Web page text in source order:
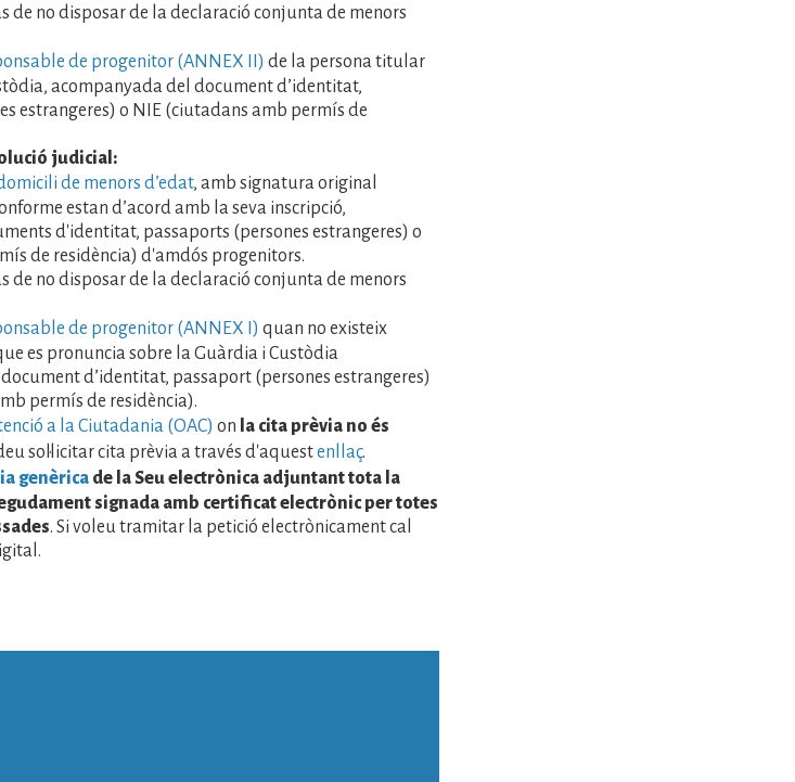
de no disposar de la declaració conjunta de menors
de progenitor (ANNEX II) de la persona titular
acompanyada del document d’identitat,
estrangeres) o NIE (ciutadans amb permís de
judicial:
de menors d’edat, amb signatura original
estan d’acord amb la seva inscripció,
d'identitat, passaports (persones estrangeres) o
de residència) d'amdós progenitors.
de no disposar de la declaració conjunta de menors
de progenitor (ANNEX I) quan no existeix
es pronuncia sobre la Guàrdia i Custòdia
d’identitat, passaport (persones estrangeres)
permís de residència).
a la Ciutadania (OAC) on la cita prèvia no és
sol·licitar cita prèvia a través d'aquestenllaç.
genèrica de la Seu electrònica adjuntant tota la
signada amb certificat electrònic per totes
. Si voleu tramitar la petició electrònicament cal